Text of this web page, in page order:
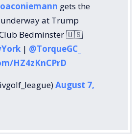
gets the
at Trump
Bedminster 🇺🇸
| @TorqueGC_
HZ4zKnCPrD
August 7,